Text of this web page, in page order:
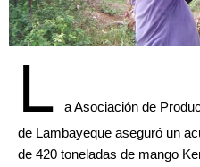
L
a Asociación de
de Lambayeque aseguró un
de 420 toneladas de mango